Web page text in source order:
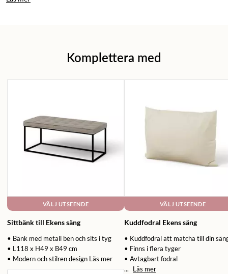
Komplettera med
VÄLJ UTSEENDE
Sittbänk till Ekens säng
• Bänk med metall ben och sits i tyg
• L118 x H49 x B49 cm
• Modern och stilren design Läs mer
VÄLJ UTSEENDE
Kuddfodral Ekens säng
• Kuddfodral att matcha till din
• Finns i flera tyger
• Avtagbart fodral
...
Läs mer